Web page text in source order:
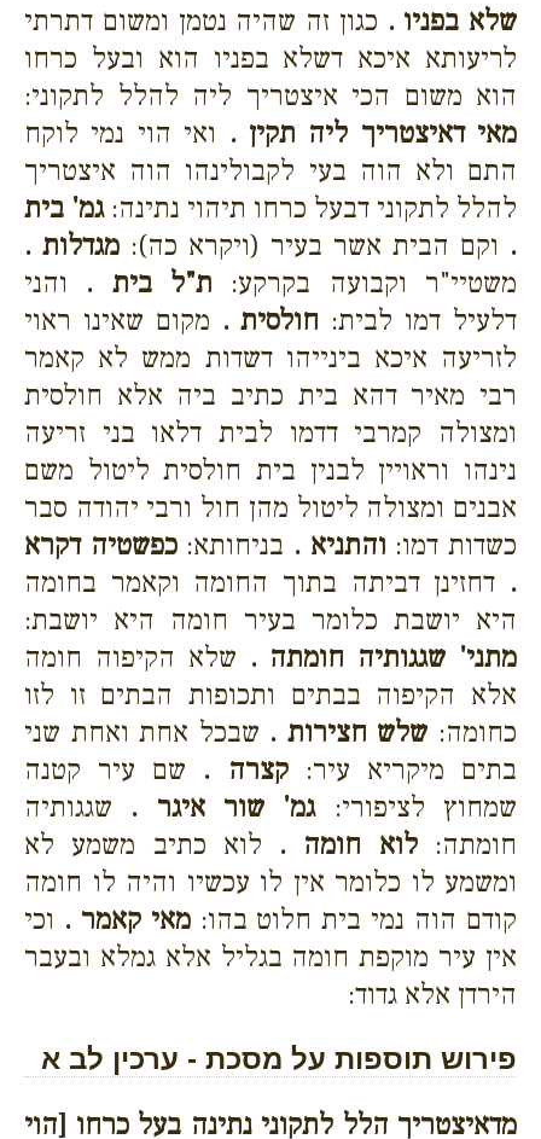
שלא בפניו . כגון זה שהיה נטמן ומשום דתרתי
לריעותא איכא דשלא בפניו הוא ובעל כרחו
הוא משום הכי איצטריך ליה להלל לתקוני:
מאי דאיצטריך ליה תקין . ואי הוי נמי לוקח
התם ולא הוה בעי לקבולינהו הוה איצטריך
להלל לתקוני דבעל כרחו תיהוי נתינה:גמ' בית
. וקם הבית אשר בעיר (ויקרא כה): מגדלות .
משטיי"ר וקבועה בקרקע: ת"ל בית . והני
דלעיל דמו לבית: חולסית . מקום שאינו ראוי
לזריעה איכא בינייהו דשדות ממש לא קאמר
רבי מאיר דהא בית כתיב ביה אלא חולסית
ומצולה קמרבי דדמו לבית דלאו בני זריעה
נינהו וראויין לבנין בית חולסית ליטול משם
אבנים ומצולה ליטול מהן חול ורבי יהודה סבר
כשדות דמו: והתניא . בניחותא:כפשטיה דקרא
. דחזינן דביתה בתוך החומה וקאמר בחומה
היא יושבת כלומר בעיר חומה היא יושבת:
מתני' שגגותיה חומתה . שלא הקיפוה חומה
אלא הקיפוה בבתים ותכופות הבתים זו לזו
כחומה: שלש חצירות . שבכל אחת ואחת שני
בתים מיקריא עיר:קצרה . שם עיר קטנה
שמחוץ לציפורי:גמ' שור איגר . שגגותיה
חומתה:לוא חומה . לוא כתיב משמע לא
ומשמע לו כלומר אין לו עכשיו והיה לו חומה
קודם הוה נמי בית חלוט בהו:מאי קאמר . וכי
אין עיר מוקפת חומה בגליל אלא גמלא ובעבר
הירדן אלא גדוד:
פירוש תוספות על מסכת - ערכין לב א
מדאיצטריך הלל לתקוני נתינה בעל כרחו [הוי